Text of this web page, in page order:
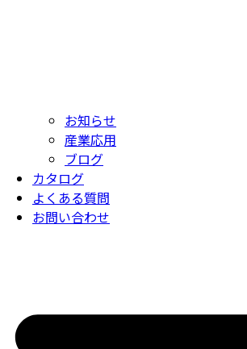
お知らせ
産業応用
ブログ
カタログ
よくある質問
お問い合わせ